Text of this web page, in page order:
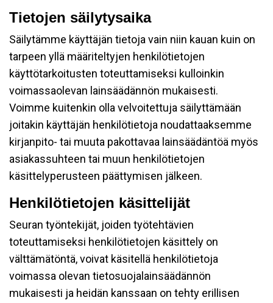
Tietojen säilytysaika
Säilytämme käyttäjän tietoja vain niin kauan kuin on
tarpeen yllä määriteltyjen henkilötietojen
käyttötarkoitusten toteuttamiseksi kulloinkin
voimassaolevan lainsäädännön mukaisesti.
Voimme kuitenkin olla velvoitettuja säilyttämään
joitakin käyttäjän henkilötietoja noudattaaksemme
kirjanpito- tai muuta pakottavaa lainsäädäntöä myös
asiakassuhteen tai muun henkilötietojen
käsittelyperusteen päättymisen jälkeen.
Henkilötietojen käsittelijät
Seuran työntekijät, joiden työtehtävien
toteuttamiseksi henkilötietojen käsittely on
välttämätöntä, voivat käsitellä henkilötietoja
voimassa olevan tietosuojalainsäädännön
mukaisesti ja heidän kanssaan on tehty erillisen